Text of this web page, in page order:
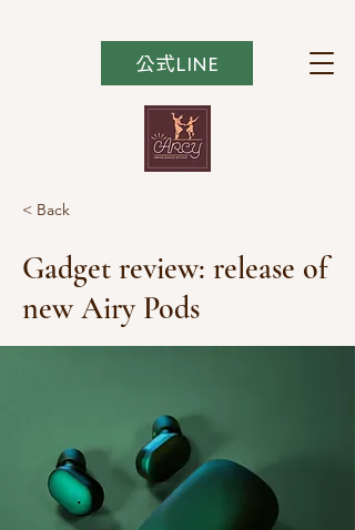
公式LINE
< Back
Gadget review: release of
new Airy Pods